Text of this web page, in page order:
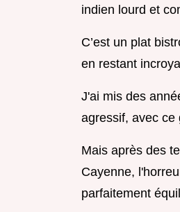
indien lourd et
C’est un plat
en restant
J'ai mis des
agressif, avec ce
Mais après des
Cayenne,
parfaitement